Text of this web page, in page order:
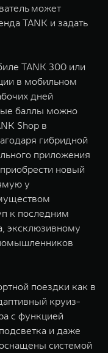
Масштаб
от 8 099
может
TANK и задать
TANK 300 или
в мобильном
дней
баллы можно
Shop в
гибридной
приложения
новый
у
к последним
эксклюзивному
поездки как в
круиз-
с функцией
и даже
системой